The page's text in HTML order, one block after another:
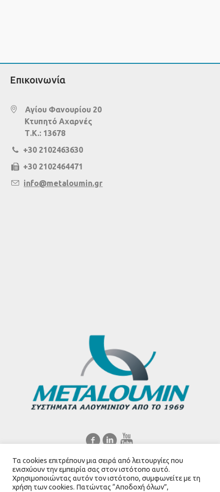
Επικοινωνία
Αγίου Φανουρίου 20
Κτυπητό Αχαρνές
Τ.Κ.: 13678
+30 2102463630
+30 2102464471
info@metaloumin.gr
Ελληνικά English
Τα cookies επιτρέπουν μια σειρά από λειτουργίες που
ενισχύουν την εμπειρία σας στον ιστότοπο αυτό.
Χρησιμοποιώντας αυτόν τον ιστότοπο, συμφωνείτε με τη
χρήση των cookies. Πατώντας “Αποδοχή όλων”,